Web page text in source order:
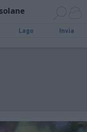
Lago Invia